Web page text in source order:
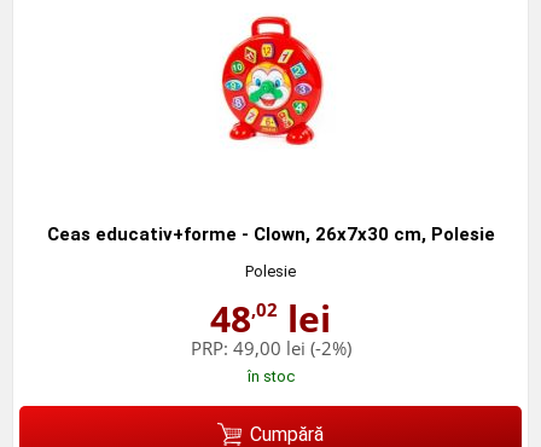
Ceas educativ+forme - Clown, 26x7x30 cm, Polesie
Polesie
48,02 lei
PRP: 49,00 lei (-2%)
în stoc
Cumpără